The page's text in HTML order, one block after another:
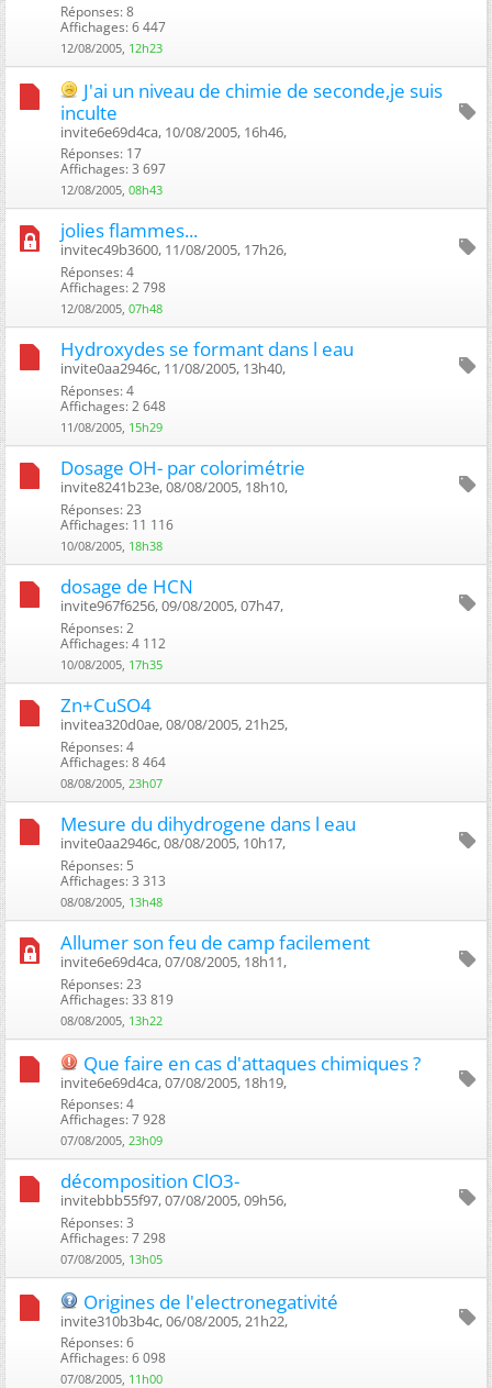
Réponses: 8
Affichages: 6 447
12/08/2005, 12h23
J'ai un niveau de chimie de seconde,je suis
inculte
invite6e69d4ca, 10/08/2005, 16h46, ‎
Réponses: 17
Affichages: 3 697
12/08/2005, 08h43
jolies flammes...
invitec49b3600, 11/08/2005, 17h26, ‎
Réponses: 4
Affichages: 2 798
12/08/2005, 07h48
Hydroxydes se formant dans l eau
invite0aa2946c, 11/08/2005, 13h40, ‎
Réponses: 4
Affichages: 2 648
11/08/2005, 15h29
Dosage OH- par colorimétrie
invite8241b23e, 08/08/2005, 18h10, ‎
Réponses: 23
Affichages: 11 116
10/08/2005, 18h38
dosage de HCN
invite967f6256, 09/08/2005, 07h47, ‎
Réponses: 2
Affichages: 4 112
10/08/2005, 17h35
Zn+CuSO4
invitea320d0ae, 08/08/2005, 21h25, ‎
Réponses: 4
Affichages: 8 464
08/08/2005, 23h07
Mesure du dihydrogene dans l eau
invite0aa2946c, 08/08/2005, 10h17, ‎
Réponses: 5
Affichages: 3 313
08/08/2005, 13h48
Allumer son feu de camp facilement
invite6e69d4ca, 07/08/2005, 18h11, ‎
Réponses: 23
Affichages: 33 819
08/08/2005, 13h22
Que faire en cas d'attaques chimiques ?
invite6e69d4ca, 07/08/2005, 18h19, ‎
Réponses: 4
Affichages: 7 928
07/08/2005, 23h09
décomposition ClO3-
invitebbb55f97, 07/08/2005, 09h56, ‎
Réponses: 3
Affichages: 7 298
07/08/2005, 13h05
Origines de l'electronegativité
invite310b3b4c, 06/08/2005, 21h22, ‎
Réponses: 6
Affichages: 6 098
07/08/2005, 11h00